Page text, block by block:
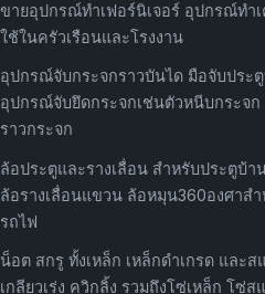
ขายอุปกรณ์ทำเฟอร์นิเจอร์ อุปกรณ์ทำ
ใช้ในครัวเรือนและโรงงาน
อุปกรณ์จับกระจกราวบันได มือจับประ
อุปกรณ์จับยึดกระจกเช่นตัวหนีบกระจก
ราวกระจก
ล้อประตูและรางเลื่อน สำหรับประตูบ้
ล้อรางเลื่อนแขวน ล้อหมุน360องศาส
รถไฟ
น็อต สกรู ทั้งเหล็ก เหล็กดำเกรด และ
เกลียวเร่ง ควิกลิ้ง รวมถึงโซ่เหล็ก โซ่ส